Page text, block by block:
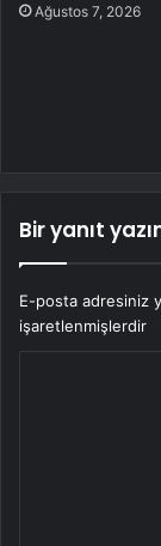
Ağustos 7, 2026
Bir yanıt
E-posta adresiniz
işaretlenmişlerdir